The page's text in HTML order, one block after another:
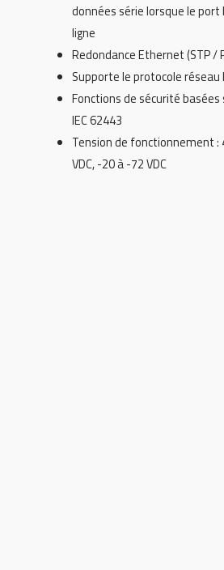
données série lorsque le
ligne
Redondance Ethernet (STP /
Supporte le protocole réseau
Fonctions de sécurité
IEC 62443
Tension de fonctionnement :
VDC, -20 à -72 VDC